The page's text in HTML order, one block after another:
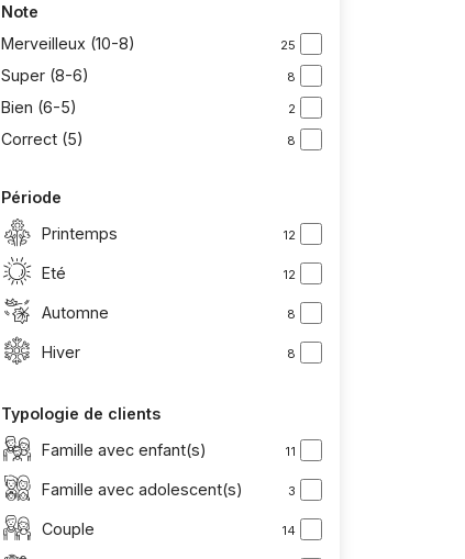
Note
Merveilleux (10-8)
25
Super (8-6) 8
Bien (6-5) 2
Correct (5) 8
Période
Printemps
12
Eté 12
Automne 8
Hiver 8
Typologie de clients
Famille avec enfant(s)
11
Famille avec adolescent(s) 3
Couple 14